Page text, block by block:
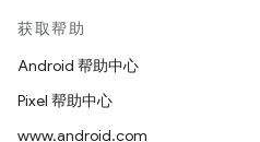
获取帮助
Android 帮助中心
Pixel 帮助中心
www.android.com